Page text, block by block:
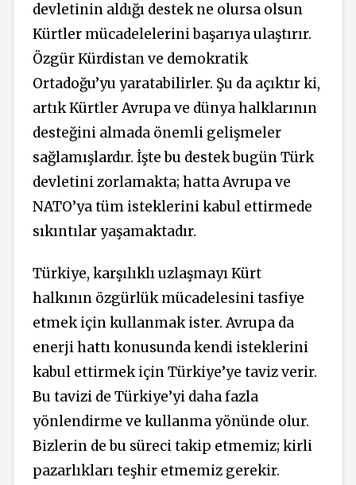
devletinin aldığı destek ne olursa olsun
Kürtler mücadelelerini başarıya ulaştırır.
Özgür Kürdistan ve demokratik
Ortadoğu’yu yaratabilirler. Şu da açıktır ki,
artık Kürtler Avrupa ve dünya halklarının
desteğini almada önemli gelişmeler
sağlamışlardır. İşte bu destek bugün Türk
devletini zorlamakta; hatta Avrupa ve
NATO’ya tüm isteklerini kabul ettirmede
sıkıntılar yaşamaktadır.
Türkiye, karşılıklı uzlaşmayı Kürt
halkının özgürlük mücadelesini tasfiye
etmek için kullanmak ister. Avrupa da
enerji hattı konusunda kendi isteklerini
kabul ettirmek için Türkiye’ye taviz verir.
Bu tavizi de Türkiye’yi daha fazla
yönlendirme ve kullanma yönünde olur.
Bizlerin de bu süreci takip etmemiz; kirli
pazarlıkları teşhir etmemiz gerekir.